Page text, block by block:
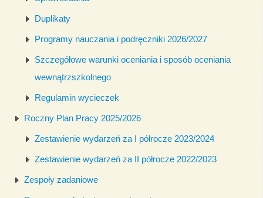
Duplikaty
Programy nauczania i podręczniki 2026/2027
Szczegółowe warunki oceniania i sposób oceniania
wewnątrzszkolnego
Regulamin wycieczek
Roczny Plan Pracy 2025/2026
Zestawienie wydarzeń za I półrocze 2023/2024
Zestawienie wydarzeń za II półrocze 2022/2023
Zespoły zadaniowe